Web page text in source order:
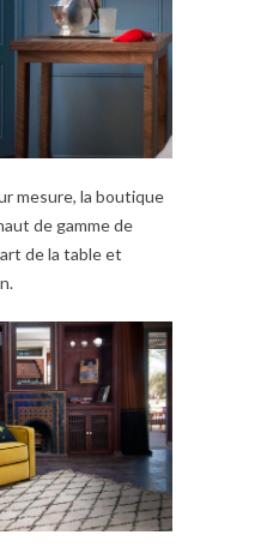
mesure, la boutique
de gamme de
de la table et